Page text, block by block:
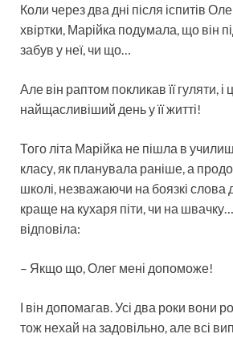
Коли через два дні після іспитів
хвіртки, Марійка подумала, що він
забув у неї, чи що…
Але він раптом покликав її гуляти, і
найщасливіший день у її житті!
Того літа Марійка не пішла в
класу, як планувала раніше, а
школі, незважаючи на боязкі слова
краще на кухаря піти, чи на
відповіла:
– Якщо що, Олег мені допоможе!
І він допомагав. Усі два роки вони
тож нехай на задовільно, але всі